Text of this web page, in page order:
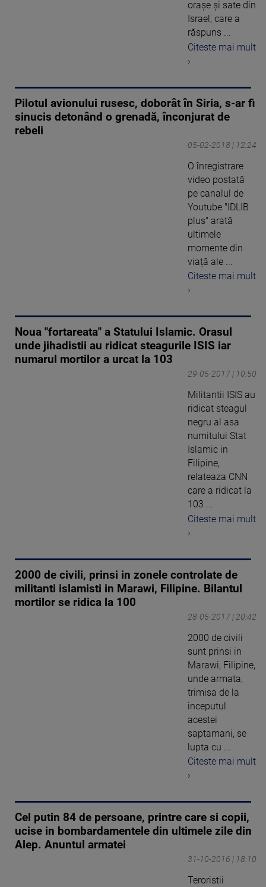
oraşe şi sate din
Israel, care a
răspuns ...
Citeste mai mult
›
Pilotul avionului rusesc, doborât în Siria, s-ar fi
sinucis detonând o grenadă, înconjurat de
rebeli
05-02-2018 | 12:24
O înregistrare
video postată
pe canalul de
Youtube "IDLIB
plus" arată
ultimele
momente din
viață ale ...
Citeste mai mult
›
Noua "fortareata" a Statului Islamic. Orasul
unde jihadistii au ridicat steagurile ISIS iar
numarul mortilor a urcat la 103
29-05-2017 | 10:50
Militantii ISIS au
ridicat steagul
negru al asa
numitului Stat
Islamic in
Filipine,
relateaza CNN
care a ridicat la
103 ...
Citeste mai mult
›
2000 de civili, prinsi in zonele controlate de
militanti islamisti in Marawi, Filipine. Bilantul
mortilor se ridica la 100
28-05-2017 | 20:42
2000 de civili
sunt prinsi in
Marawi, Filipine,
unde armata,
trimisa de la
inceputul
acestei
saptamani, se
lupta cu ...
Citeste mai mult
›
Cel putin 84 de persoane, printre care si copii,
ucise in bombardamentele din ultimele zile din
Alep. Anuntul armatei
31-10-2016 | 18:10
Teroristii